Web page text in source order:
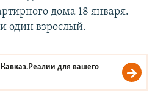
дома 18 января.
один взрослый.
для вашего